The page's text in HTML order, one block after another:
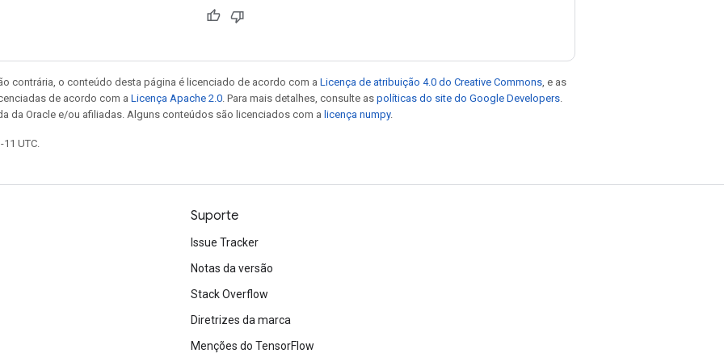
contrária, o conteúdo desta página é licenciado de acordo com a Licença de atribuição 4.0 do Creative Commons , e as
de acordo com a Licença Apache 2.0 . Para mais detalhes, consulte as políticas do site do Google Developers
da Oracle e/ou afiliadas. Alguns conteúdos são licenciados com a licença numpy.
UTC.
Suporte
Issue Tracker
Notas da versão
Stack Overflow
Diretrizes da marca
Menções do TensorFlow